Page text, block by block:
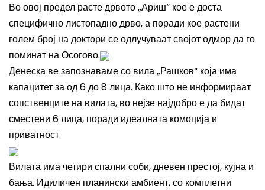
Во овој предел расте дрвото „Ариш“ кое е доста
специфично листопадно дрво, а поради кое растени
голем број на доктори се одлучуваат својот одмор да го
поминат на Осогово.
Денеска ве запознаваме со вила „Рашков“ која има
капацитет за од 6 до 8 лица. Како што не информираат
сопственците на вилата, во нејзе најдобро е да бидат
сместени 6 лица, поради идеалната комоција и
приватност.
Вилата има четири спални соби, дневен престој, кујна и
бања. Идиличен планински амбиент, со комплетни